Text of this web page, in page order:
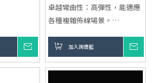
卓越彎曲性：高彈性，能適應
各種複雜佈線場景。
保穩定的數據傳輸。
加入詢價籃